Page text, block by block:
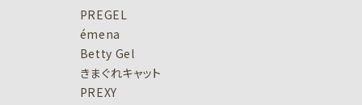
PREGEL
émena
Betty Gel
きまぐれキャット
PREXY